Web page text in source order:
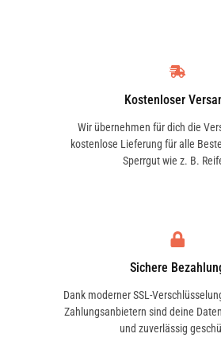
geräten, Booten,
Anwendung
kräftig schütteln,
gleichmäßig auf weiches
Schwamm aufbringen und
verreiben. Bei Bedarf
Bei extrem stark
Oberflächen Behandlung
Kostenloser
Wir übernehmen für dich die
kostenlose Lieferung für alle
Sperrgut wie z. B.
Sichere
Dank moderner SSL-
Zahlungsanbietern sind deine
und zuverlässig